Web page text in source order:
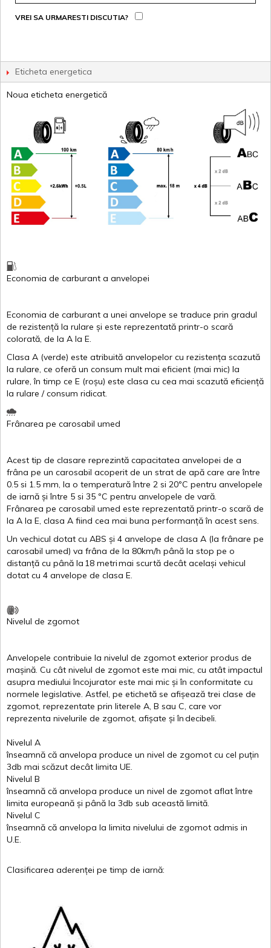
VREI SA URMARESTI DISCUTIA?
Eticheta energetica
Noua eticheta energetică
Economia de carburant a anvelopei
Economia de carburant a unei anvelope se traduce prin gradul
de rezistență la rulare și este reprezentată printr-o scară
colorată, de la A la E.
Clasa A (verde) este atribuită anvelopelor cu rezistența scazută
la rulare, ce oferă un consum mult mai eficient (mai mic) la
rulare,în timp ce E (roșu) este clasa cu cea mai scazută eficiență
la rulare /consum ridicat.
Frânarea pe carosabil umed
Acest tip de clasare reprezintă capacitatea anvelopei de a
frâna pe un carosabil acoperit de un strat de apă care areîntre
0.5 si 1.5 mm, la o temperatură între 2 si 20ºC pentru anvelopele
de iarnă și între 5 si 35 ºC pentru anvelopele de vară.
Frânarea pe carosabil umed este reprezentată printr-o scară de
la A la E, clasa A fiind cea mai buna performanță în acest sens.
Un vechicul dotat cu ABS și 4 anvelope de clasa A (la frânare pe
carosabil umed) va frâna de la 80km/h până la stop pe o
distanță cu până la 18 metrimai scurtă decât același vehicul
dotat cu 4 anvelope de clasa E.
Nivelul de zgomot
Anvelopele contribuie la nivelul de zgomot exterior produs de
mașină. Cu cât nivelul de zgomot este mai mic, cu atât impactul
asupra mediului încojurator este mai mic și în conformitate cu
normele legislative. Astfel, pe etichetă se afișează trei clase de
zgomot, reprezentate prin literele A, B sau C, care vor
reprezenta nivelurile de zgomot, afișate și îndecibeli.
Nivelul A
înseamnă că anvelopa produce un nivel de zgomot cu cel puțin
3db mai scăzut decât limita UE.
Nivelul B
înseamnă că anvelopa produce un nivel de zgomot aflat între
limita europeană și până la 3db sub această limită.
Nivelul C
înseamnă că anvelopa la limita nivelului de zgomot admis in
U.E.
Clasificarea aderenței pe timp de iarnă: